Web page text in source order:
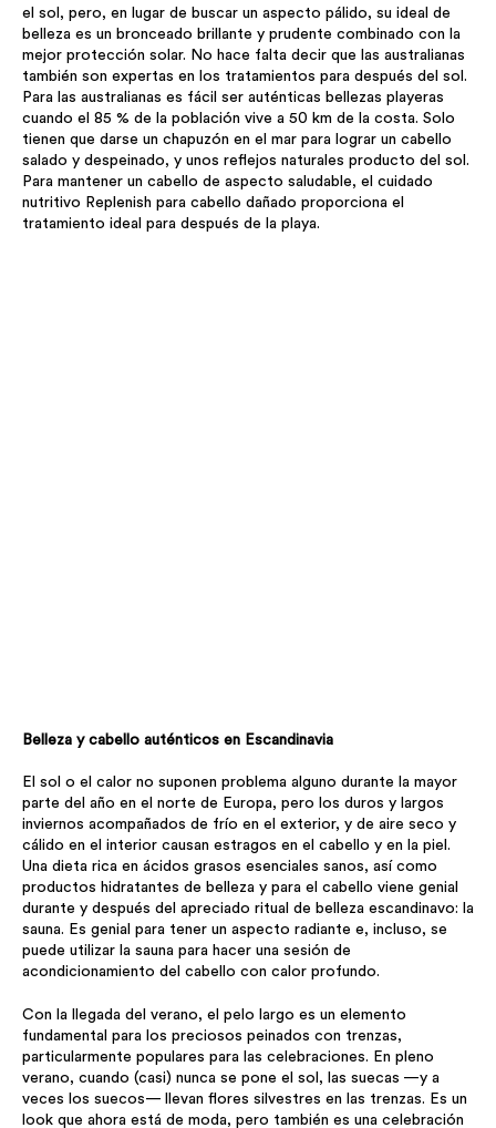
el sol, pero, en lugar de buscar un aspecto pálido, su ideal de
belleza es un bronceado brillante y prudente combinado con la
mejor protección solar. No hace falta decir que las australianas
también son expertas en los tratamientos para después del sol.
Para las australianas es fácil ser auténticas bellezas playeras
cuando el 85 % de la población vive a 50 km de la costa. Solo
tienen que darse un chapuzón en el mar para lograr un cabello
salado y despeinado, y unos reflejos naturales producto del sol.
Para mantener un cabello de aspecto saludable, el cuidado
nutritivo Replenish para cabello dañado proporciona el
tratamiento ideal para después de la playa.
Belleza y cabello auténticos en Escandinavia
El sol o el calor no suponen problema alguno durante la mayor
parte del año en el norte de Europa, pero los duros y largos
inviernos acompañados de frío en el exterior, y de aire seco y
cálido en el interior causan estragos en el cabello y en la piel.
Una dieta rica en ácidos grasos esenciales sanos, así como
productos hidratantes de belleza y para el cabello viene genial
durante y después del apreciado ritual de belleza escandinavo: la
sauna. Es genial para tener un aspecto radiante e, incluso, se
puede utilizar la sauna para hacer una sesión de
acondicionamiento del cabello con calor profundo.
Con la llegada del verano, el pelo largo es un elemento
fundamental para los preciosos peinados con trenzas,
particularmente populares para las celebraciones. En pleno
verano, cuando (casi) nunca se pone el sol, las suecas —y a
veces los suecos— llevan flores silvestres en las trenzas. Es un
look que ahora está de moda, pero también es una celebración